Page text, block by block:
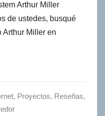
Arthur Miller
de ustedes, busqué
Arthur Miller en
, Proyectos, Reseñas,